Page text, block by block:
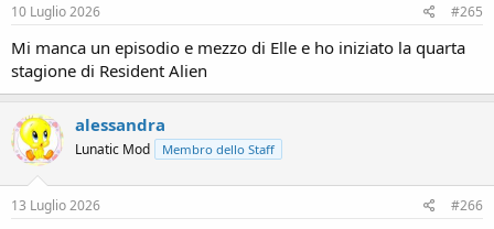
10 Luglio 2026 #265
Mi manca un episodio e mezzo di Elle e ho iniziato la quarta
stagione di Resident Alien
alessandra
Lunatic Mod Membro dello Staff
13 Luglio 2026 #266